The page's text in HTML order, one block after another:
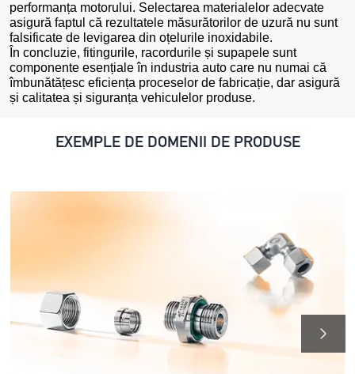
performanța motorului. Selectarea materialelor adecvate
asigură faptul că rezultatele măsurătorilor de uzură nu sunt
falsificate de levigarea din oțelurile inoxidabile.
În concluzie, fitingurile, racordurile și supapele sunt
componente esențiale în industria auto care nu numai că
îmbunătățesc eficiența proceselor de fabricație, dar asigură
și calitatea și siguranța vehiculelor produse.
EXEMPLE DE DOMENII DE PRODUSE